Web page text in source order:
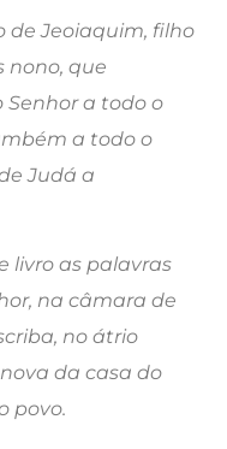
de Jeoiaquim, filho
nono, que
a todo o
a todo o
Judá a
livro as palavras
na câmara de
no átrio
da casa do
povo.